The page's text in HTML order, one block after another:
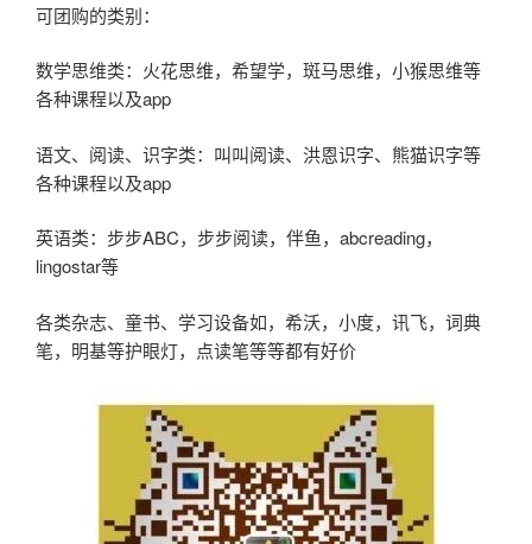
可团购的类别：
数学思维类：火花思维，希望学，斑马思维，小猴思维等
各种课程以及app
语文、阅读、识字类：叫叫阅读、洪恩识字、熊猫识字等
各种课程以及app
英语类：步步ABC，步步阅读，伴鱼，abcreading，
lingostar等
各类杂志、童书、学习设备如，希沃，小度，讯飞，词典
笔，明基等护眼灯，点读笔等等都有好价